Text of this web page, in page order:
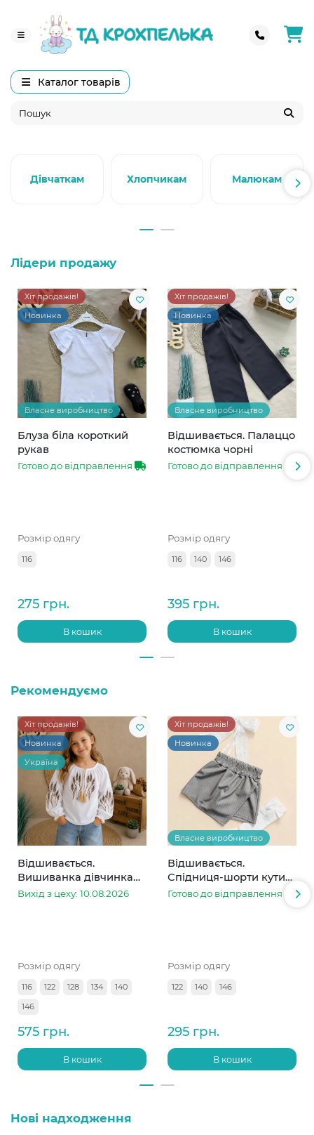
Каталог товарів
Дівчаткам Хлопчикам Малюкам
Лідери продажу
Хіт продажів!
Новинка
Власне виробництво
Блуза біла короткий
рукав
Готово до відправлення
Розмір одягу
116
275 грн.
В кошик
Хіт продажів!
Новинка
Власне виробництво
Відшивається. Палаццо
костюмка чорні
Готово до відправлення
Розмір одягу
116 140 146
395 грн.
В кошик
Рекомендуємо
Хіт продажів!
Новинка
Україна
Відшивається.
Вишиванка дівчинка
колоски
Вихід з цеху: 10.08.2026
Розмір одягу
116 122 128 134
140
146
575 грн.
В кошик
Хіт продажів!
Новинка
Власне виробництво
Відшивається.
Спідниця-шорти кутик
сіра в смужку
Готово до відправлення
Розмір одягу
122 140 146
295 грн.
В кошик
Нові надходження